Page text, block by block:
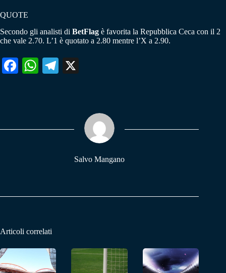
QUOTE
Secondo gli analisti di BetFlag è favorita la Repubblica Ceca con il 2
che vale 2.70. L’1 è quotato a 2.80 mentre l’X a 2.90.
Fa W
pp
Te
m
Salvo Mangano
Articoli correlati